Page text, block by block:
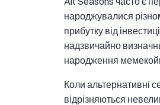
народжувалися
прибутку від
надзвичайно
народження
Коли альтернативні
відрізняються